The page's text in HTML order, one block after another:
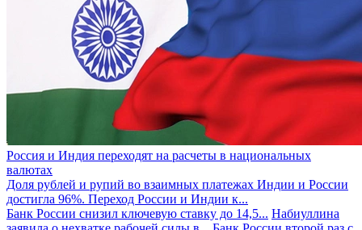
Россия и Индия переходят на расчеты в национальных
валютах
Доля рублей и рупий во взаимных платежах Индии и России
достигла 96%. Переход России и Индии к...
Банк России снизил ключевую ставку до 14,5... Набиуллина